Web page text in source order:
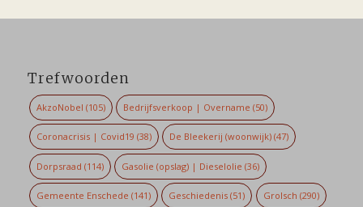
Trefwoorden
AkzoNobel (105) Bedrijfsverkoop | Overname (50)
Coronacrisis | Covid19 (38) De Bleekerij (woonwijk) (47)
Dorpsraad (114) Gasolie (opslag) | Dieselolie (36)
Gemeente Enschede (141) Geschiedenis (51) Grolsch (290)